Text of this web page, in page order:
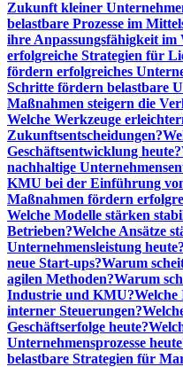
Zukunft kleiner
belastbare Prozesse im
ihre Anpassungsfähigkeit im
erfolgreiche Strategien für
fördern erfolgreiches
Schritte fördern belastbare
Maßnahmen steigern die
Welche Werkzeuge
Zukunftsentscheidungen?
Geschäftsentwicklung heute?
nachhaltige
KMU bei der Einführung
Maßnahmen fördern
Welche Modelle stärken
Betrieben?Welche Ansätze
Unternehmensleistung heute?
neue Start-ups?Warum
agilen Methoden?Warum
Industrie und KMU?Welche
interner Steuerungen?
Geschäftserfolge heute?
Unternehmensprozesse
belastbare Strategien für